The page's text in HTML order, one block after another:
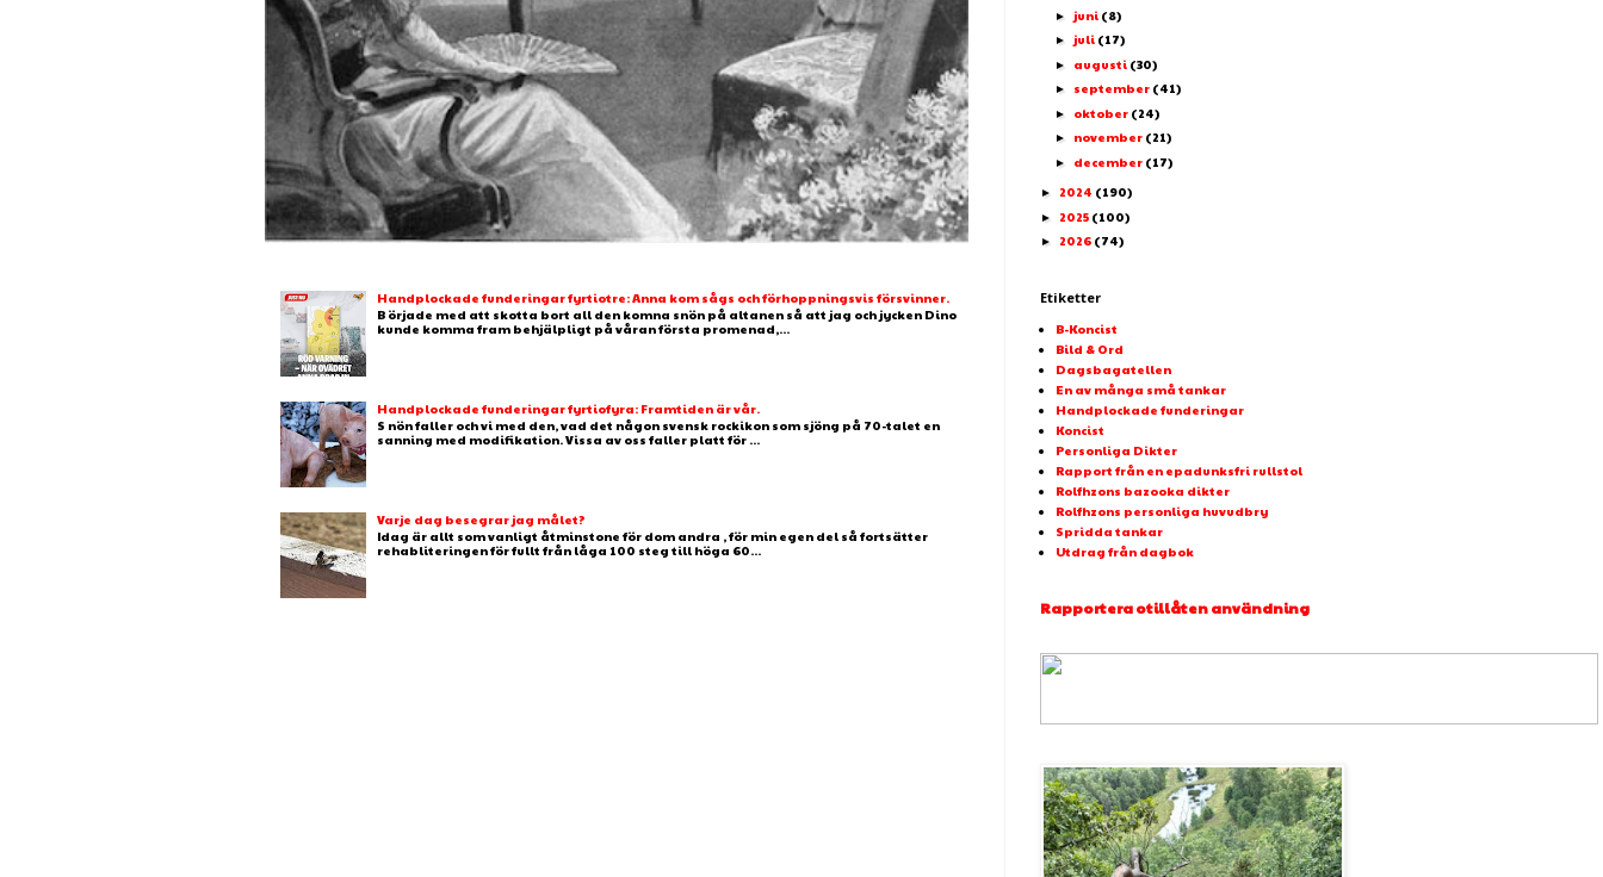
Handplockade funderingar fyrtiotre: Anna kom sågs och förhoppningsvis försvinner.
B örjade med att skotta bort all den komna snön på altanen så att jag och jycken Dino
kunde komma fram behjälpligt på våran första promenad,...
Handplockade funderingar fyrtiofyra: Framtiden är vår.
S nön faller och vi med den, vad det någon svensk rockikon som sjöng på 70-talet en
sanning med modifikation. Vissa av oss faller platt för ...
Varje dag besegrar jag målet?
Idag är allt som vanligt åtminstone för dom andra , för min egen del så fortsätter
rehabliteringen för fullt från låga 100 steg till höga 60...
► juni (8)
► juli (17)
► augusti (30)
► september (41)
► oktober (24)
► november (21)
► december (17)
► 2024 (190)
► 2025 (100)
► 2026 (74)
Etiketter
B-Koncist
Bild & Ord
Dagsbagatellen
En av många små tankar
Handplockade funderingar
Koncist
Personliga Dikter
Rapport från en epadunksfri rullstol
Rolfhzons bazooka dikter
Rolfhzons personliga huvudbry
Spridda tankar
Utdrag från dagbok
Rapportera otillåten användning